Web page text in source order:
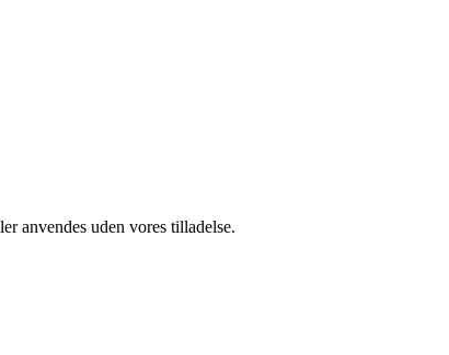
anvendes uden vores tilladelse.